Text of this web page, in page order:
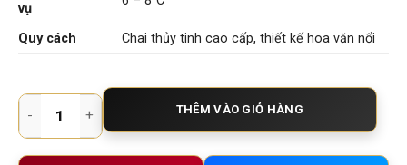
vụ
Quy cách Chai thủy tinh cao cấp, thiết kế hoa văn nổi
Baglietti No.7 Spumante Rose – Vang Nổ Hồng Ý Extra Dry
THÊM VÀO GIỎ HÀNG